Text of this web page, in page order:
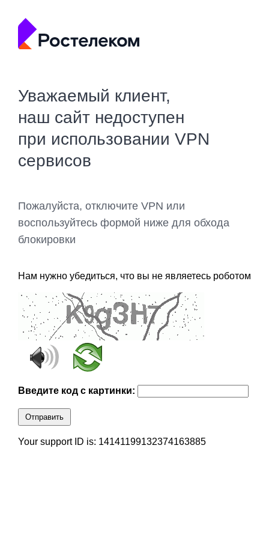
Уважаемый клиент,
наш сайт недоступен
при использовании VPN
сервисов
Пожалуйста, отключите VPN или
воспользуйтесь формой ниже для обхода
блокировки
Нам нужно убедиться, что вы не являетесь роботом
Введите код с картинки:
Отправить
Your support ID is: 14141199132374163885